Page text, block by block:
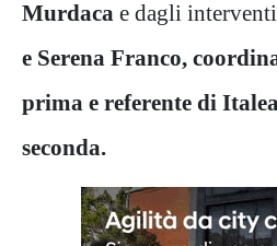
Murdaca e dagli
e Serena Franco,
prima e referente di
seconda.